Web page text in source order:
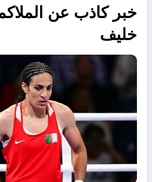
خبر كاذب عن
خليف